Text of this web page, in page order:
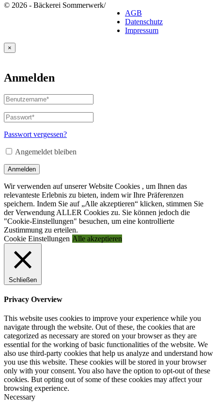
© 2026 - Bäckerei Sommerwerk/
AGB
Datenschutz
Impressum
×
Anmelden
Benutzername
oder
E-
Mail-
Adresse*
Passwort*
Erforderlich
Passwort vergessen?
Angemeldet bleiben
Anmelden
Wir verwenden auf unserer Website Cookies , um Ihnen das
relevanteste Erlebnis zu bieten, indem wir Ihre Präferenzen
speichern. Indem Sie auf „Alle akzeptieren“ klicken, stimmen Sie
der Verwendung ALLER Cookies zu. Sie können jedoch die
"Cookie-Einstellungen" besuchen, um eine kontrollierte
Zustimmung zu erteilen.
Cookie Einstellungen Alle akzeptieren
Schließen
Privacy Overview
This website uses cookies to improve your experience while you
navigate through the website. Out of these, the cookies that are
categorized as necessary are stored on your browser as they are
essential for the working of basic functionalities of the website. We
also use third-party cookies that help us analyze and understand how
you use this website. These cookies will be stored in your browser
only with your consent. You also have the option to opt-out of these
cookies. But opting out of some of these cookies may affect your
browsing experience.
Necessary